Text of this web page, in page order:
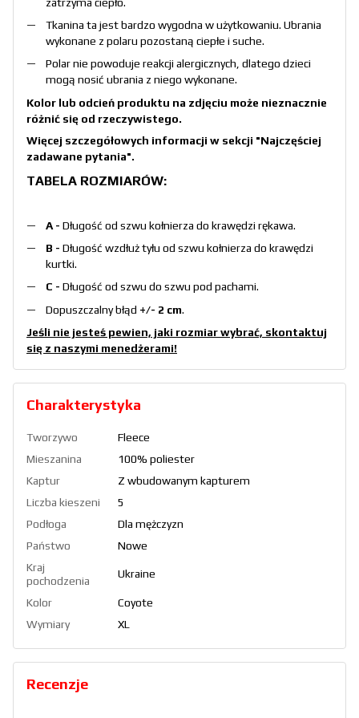
Tkanina ta jest bardzo wygodna w użytkowaniu. Ubrania
wykonane z polaru pozostaną ciepłe i suche.
Polar nie powoduje reakcji alergicznych, dlatego dzieci
mogą nosić ubrania z niego wykonane.
Kolor lub odcień produktu na zdjęciu może nieznacznie
różnić się od rzeczywistego.
Więcej szczegółowych informacji w sekcji "Najczęściej
zadawane pytania".
TABELA ROZMIARÓW:
A - Długość od szwu kołnierza do krawędzi rękawa.
B - Długość wzdłuż tyłu od szwu kołnierza do krawędzi
kurtki.
C - Długość od szwu do szwu pod pachami.
Dopuszczalny błąd +/- 2 cm.
Jeśli nie jesteś pewien, jaki rozmiar wybrać, skontaktuj
się z naszymi menedżerami!
Charakterystyka
Tworzywo
Fleece
Mieszanina
100% poliester
Kaptur
Z wbudowanym kapturem
Liczba kieszeni
5
Podłoga
Dla mężczyzn
Państwo
Nowe
Kraj
pochodzenia
Ukraine
Kolor
Coyote
Wymiary
XL
Recenzje